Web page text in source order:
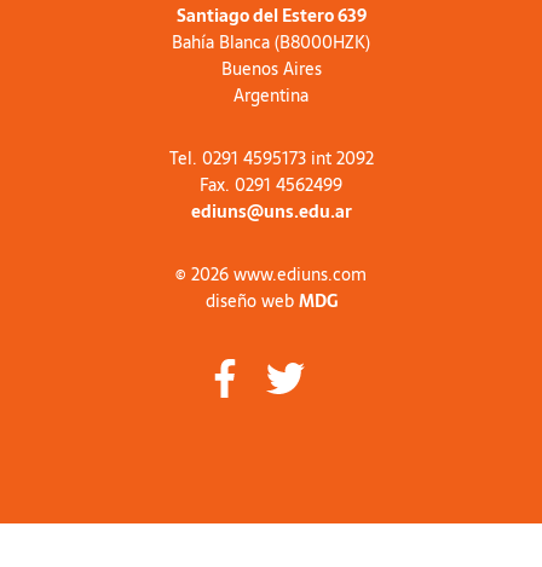
Santiago del Estero 639
Bahía Blanca (B8000HZK)
Buenos Aires
Argentina
Tel. 0291 4595173 int 2092
Fax. 0291 4562499
ediuns@uns.edu.ar
© 2026 www.ediuns.com
diseño webMDG